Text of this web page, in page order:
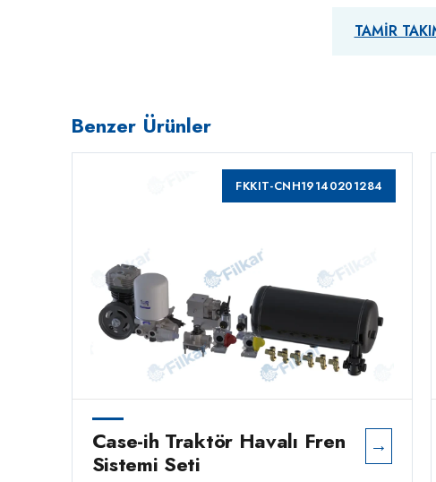
TAMIR
Benzer Ürünler
FKKIT-CNH19140201284
Case-ih Traktör Havalı Fren
Sistemi Seti
→